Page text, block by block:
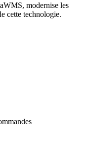
modernise les
cette technologie.